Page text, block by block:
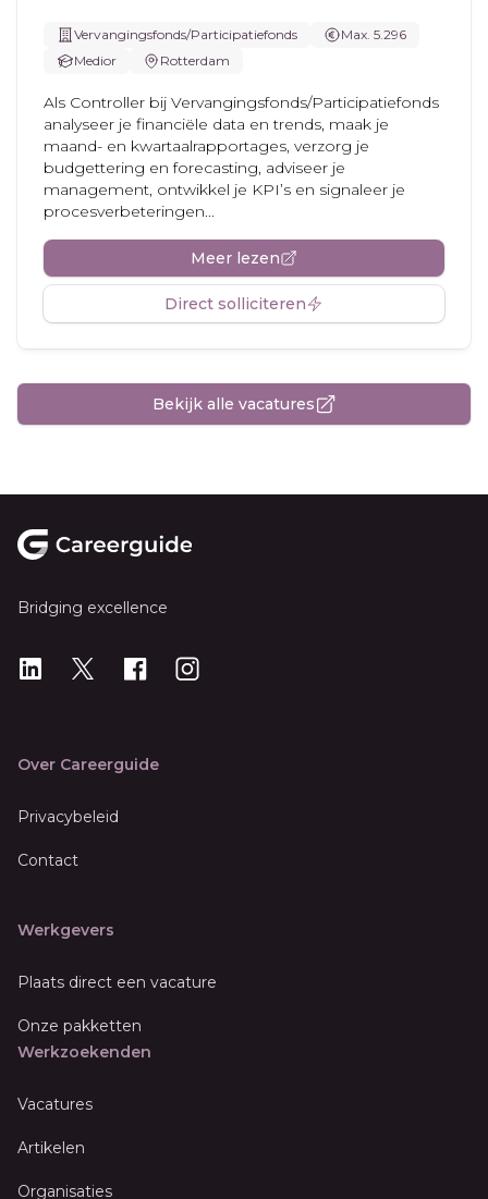
Vervangingsfonds/Participatiefonds
Max. 5.296
Medior
Rotterdam
Als Controller bij Vervangingsfonds/Participatiefonds
analyseer je financiële data en trends, maak je
maand- en kwartaalrapportages, verzorg je
budgettering en forecasting, adviseer je
management, ontwikkel je KPI’s en signaleer je
procesverbeteringen...
Meer lezen
Direct solliciteren
Bekijk alle vacatures
Bridging excellence
LinkedIn
X Instagram
Over Careerguide
Privacybeleid
Contact
Werkgevers
Plaats direct een vacature
Onze pakketten
Werkzoekenden
Vacatures
Artikelen
Organisaties